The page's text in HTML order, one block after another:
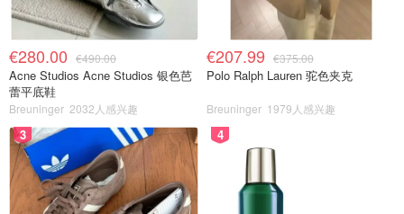
€280.00 €490.00
Acne Studios Acne Studios 银色芭
蕾平底鞋
Breuninger 2032人感兴趣
€207.99 €375.00
Polo Ralph Lauren 驼色夹克
Breuninger 1979人感兴趣
3 4